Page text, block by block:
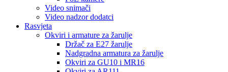
Video snimači
Video nadzor dodatci
Rasvjeta
Okviri i armature za žarulje
Držač za E27 žarulje
Nadgradna armatura za žarulje
Okviri za GU10 i MR16